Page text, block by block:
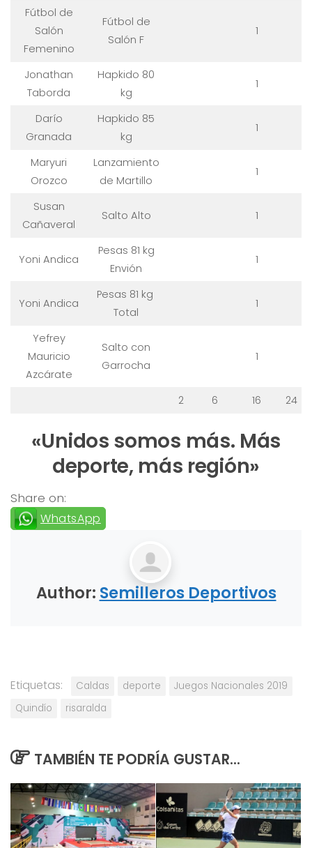
Fútbol de
Salón
Femenino
Fútbol de
Salón F
1
Jonathan
Taborda
Hapkido 80
kg
1
Darío
Granada
Hapkido 85
kg
1
Maryuri
Orozco
Lanzamiento
de Martillo
1
Susan
Cañaveral
Salto Alto 1
Yoni Andica
Pesas 81 kg
Envión
1
Yoni Andica
Pesas 81 kg
Total
1
Yefrey
Mauricio
Azcárate
Salto con
Garrocha
1
2 6 16 24
«Unidos somos más. Más
deporte, más región»
Share on:
WhatsApp
Author: Semilleros Deportivos
Etiquetas: Caldas deporte
Juegos Nacionales 2019
Quindío
risaralda
TAMBIÉN TE PODRÍA GUSTAR...